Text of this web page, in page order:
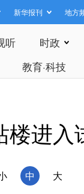
新华报刊 地方
听 时政
教育·科技
进入
中 大